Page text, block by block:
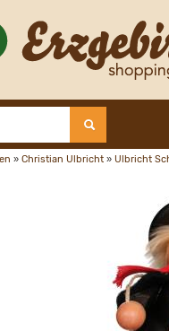
» Christian Ulbricht » Ulbricht